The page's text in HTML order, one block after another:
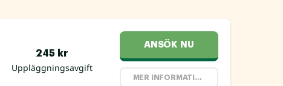
245 kr
Uppläggningsavgift
ANSÖK NU
MER INFORMATION